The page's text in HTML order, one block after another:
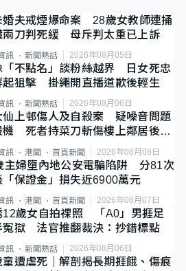
婚夫戒煙爆命案 28歲女教師連捅
兩刀判死緩 母斥判太重已上訴
訊 新聞熱話 2026年08月05日
「不點名」談粉絲越界 日女死忠
起狙擊 掛繩開直播道歉後輕生
訊 新聞熱話 2026年08月06日
仙上邨傷人及自殺案 疑噪音問題
機 死者持菜刀斬傷樓上鄰居後墮
訊 港聞 首頁新聞 2026年08月08日
主婦墮內地公安電騙陷阱 分81次
「保證金」損失近6900萬元
訊 港聞 首頁新聞 2026年08月07日
12歲女自拍祼照 「A0」男捱足
冤獄 法官推翻裁決：抄錯標點
訊 新聞熱話 2026年08月06日
童遭虐死｜解剖揭長期捱餓、傷痕